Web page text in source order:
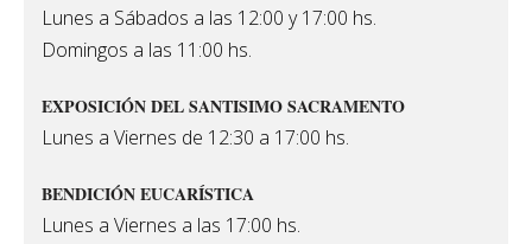
Lunes a Sábados a las 12:00 y 17:00 hs.
Domingos a las 11:00 hs.
EXPOSICIÓN DEL SANTISIMO SACRAMENTO
Lunes a Viernes de 12:30 a 17:00 hs.
BENDICIÓN EUCARÍSTICA
Lunes a Viernes a las 17:00 hs.